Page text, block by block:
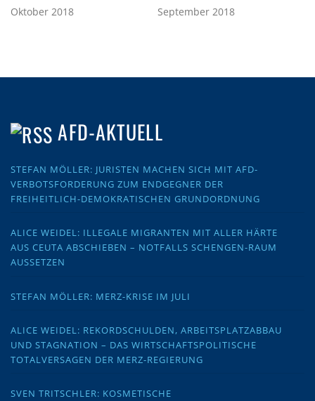
Oktober 2018
September 2018
AFD-AKTUELL
STEFAN MÖLLER: JURISTEN MACHEN SICH MIT AFD-
VERBOTSFORDERUNG ZUM ENDGEGNER DER
FREIHEITLICH-DEMOKRATISCHEN GRUNDORDNUNG
ALICE WEIDEL: ILLEGALE MIGRANTEN MIT ALLER HÄRTE
AUS CEUTA ABSCHIEBEN – NOTFALLS SCHENGEN-RAUM
AUSSETZEN
STEFAN MÖLLER: MERZ-KRISE IM JULI
ALICE WEIDEL: REKORDSCHULDEN, ARBEITSPLATZABBAU
UND STAGNATION – DAS WIRTSCHAFTSPOLITISCHE
TOTALVERSAGEN DER MERZ-REGIERUNG
SVEN TRITSCHLER: KOSMETISCHE